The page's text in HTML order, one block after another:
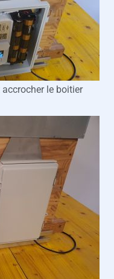
le boitier